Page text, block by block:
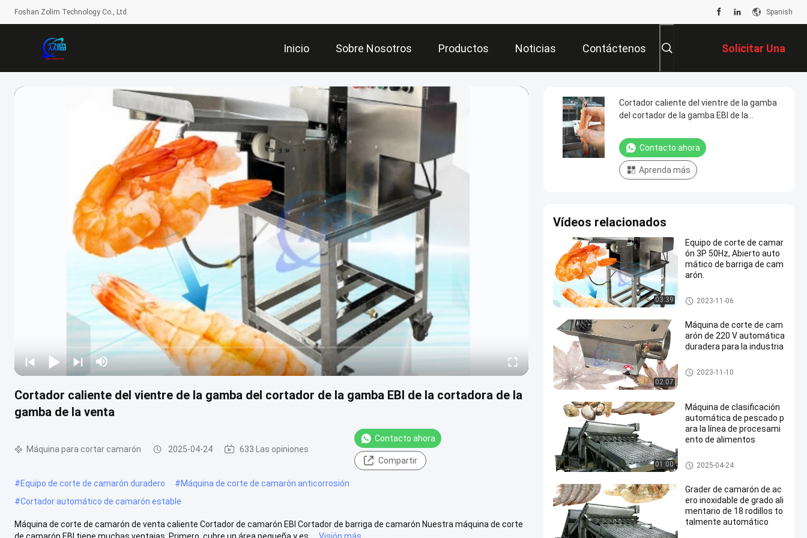
Foshan Zolim Technology Co., Ltd. Spanish
Inicio Sobre Nosotros Productos Noticias Contáctenos Solicitar Una
Cotización
Cortador caliente del vientre de la gamba del cortador de la gamba EBI de la cortadora de la
gamba de la venta
Máquina para cortar camarón 2025-04-24 633 Las opiniones
Contacto ahora
Compartir
#Equipo de corte de camarón duradero #Máquina de corte de camarón anticorrosión
#Cortador automático de camarón estable
Máquina de corte de camarón de venta caliente Cortador de camarón EBI Cortador de barriga de camarón Nuestra máquina de corte
de camarón EBI tiene muchas ventajas. Primero, cubre un área pequeña y es ...
Visión más
Cortador caliente del vientre de la gamba
del cortador de la gamba EBI de la
Contacto ahora
Aprenda más
Vídeos relacionados
03:39
Equipo de corte de camar
ón 3P 50Hz, Abierto auto
mático de barriga de cam
arón.
Máquina para cortar camarón
2023-11-06
02:07
Máquina de corte de cam
arón de 220 V automática
duradera para la industria
Máquina para cortar camarón
2023-11-10
01:00
Máquina de clasificación
automática de pescado p
ara la línea de procesami
ento de alimentos
Niveladora del camarón
2025-04-24
Grader de camarón de ac
ero inoxidable de grado ali
mentario de 18 rodillos to
talmente automático